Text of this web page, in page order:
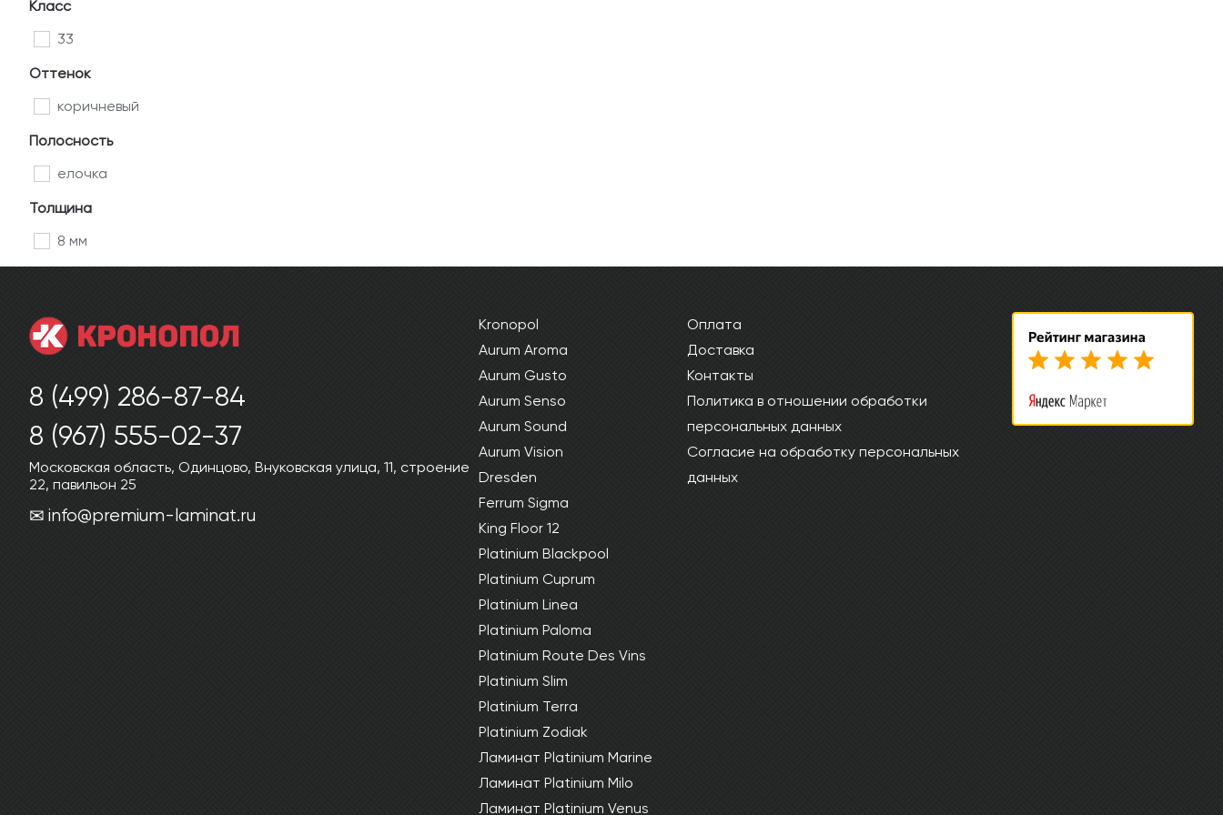
Класс
33
Оттенок
коричневый
Полосность
елочка
Толщина
8 мм
8 (499) 286-87-84
8 (967) 555-02-37
Московская область, Одинцово, Внуковская улица, 11, строение
22, павильон 25
info@premium-laminat.ru
Kronopol
Aurum Aroma
Aurum Gusto
Aurum Senso
Aurum Sound
Aurum Vision
Dresden
Ferrum Sigma
King Floor 12
Platinium Blackpool
Platinium Cuprum
Platinium Linea
Platinium Paloma
Platinium Route Des Vins
Platinium Slim
Platinium Terra
Platinium Zodiak
Ламинат Platinium Marine
Ламинат Platinium Milo
Ламинат Platinium Venus
Оплата
Доставка
Контакты
Политика в отношении обработки
персональных данных
Согласие на обработку персональных
данных